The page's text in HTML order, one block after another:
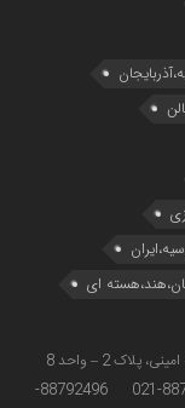
ای
| کدپستی: 1434734368 | تلفن: 88770586-021 88792496-